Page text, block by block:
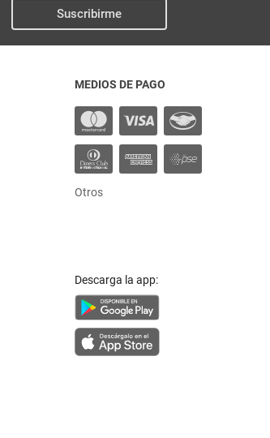
Suscribirme
MEDIOS DE PAGO
Otros
Descarga la app: